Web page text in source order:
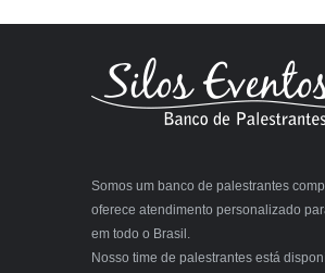
Somos um banco de palestrantes
oferece atendimento personalizado
em todo o Brasil.
Nosso time de palestrantes está